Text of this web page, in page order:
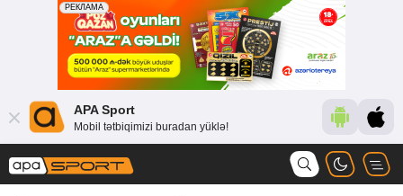
APA Sport
Mobil tətbiqimizi buradan yüklə!